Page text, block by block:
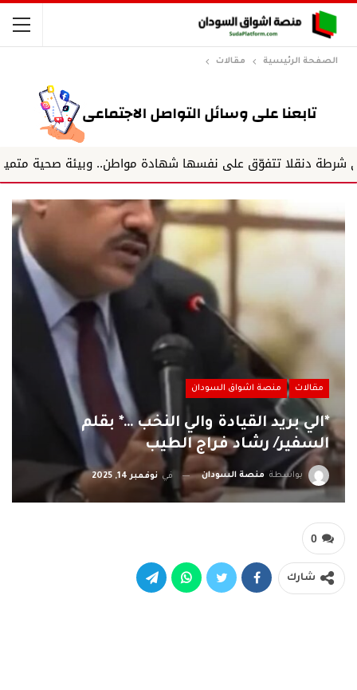
الصفحة الرئيسية مقالات
على نفسها شهادة مواطن.. وبيئة صحية متميزة.. وفريق
مقالات منصة اشواق السودان
*الي بريد القيادة والي النخب …* بقلم
السفير/ رشاد فراج الطيب
بواسطة منصة السودان في نوفمبر 14, 2025
0
شارك